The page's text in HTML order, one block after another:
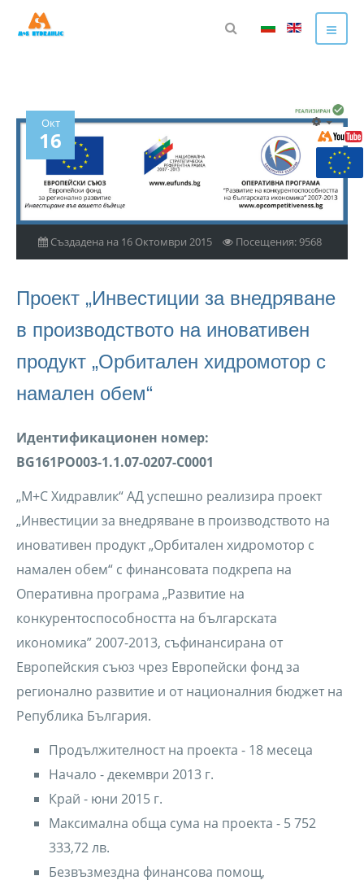
Окт
16
Създадена на 16 Октомври 2015 Посещения: 9568
Проект „Инвестиции за внедряване
в производството на иновативен
продукт „Орбитален хидромотор с
намален обем“
Идентификационен номер:
BG161PO003-1.1.07-0207-С0001
„М+С Хидравлик“ АД успешно реализира проект
„Инвестиции за внедряване в производството на
иновативен продукт „Орбитален хидромотор с
намален обем“ с финансовата подкрепа на
Оперативна програма „Развитие на
конкурентоспособността на българската
икономика” 2007-2013, съфинансирана от
Европейския съюз чрез Европейски фонд за
регионално развитие и от националния бюджет на
Република България.
Продължителност на проекта - 18 месеца
Начало - декември 2013 г.
Край - юни 2015 г.
Максимална обща сума на проекта - 5 752
333,72 лв.
Бeзвъзмездна финансова помощ,